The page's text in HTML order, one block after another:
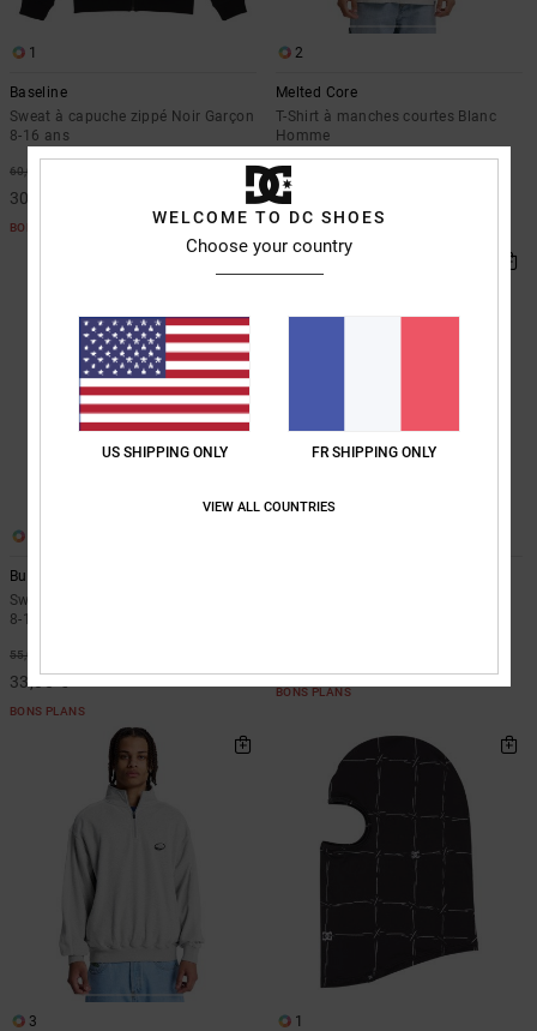
1
Baseline
Sweat à capuche zippé Noir Garçon
8-16 ans
60,00 €
30,00 €
BONS PLANS
2
Melted Core
T-Shirt à manches courtes Blanc
Homme
40,00 €
20,00 €
BONS PLANS
Burning Dice
Sweat à capuche zippé Vert Garçon
8-16 ans
55,00 €
33,00 €
BONS PLANS
BONS PLANS
3 1
WELCOME TO DC SHOES
Choose your country
US SHIPPING ONLY FR SHIPPING ONLY
VIEW ALL COUNTRIES